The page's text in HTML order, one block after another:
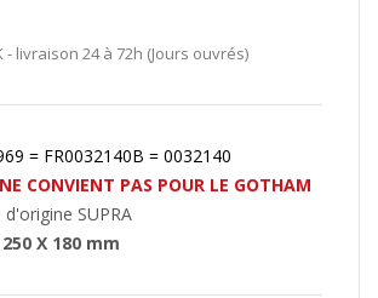
- livraison 24 à 72h (Jours ouvrés)
= FR0032140B = 0032140
CONVIENT PAS POUR LE GOTHAM
SUPRA
250 X 180 mm